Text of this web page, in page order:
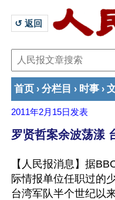
↺ 返回
首页 › 分栏目 › 时事 ›
2011年2月15日 发表
罗贤哲案余波荡漾
【人民报消息】据
际情报单位任职过的
台湾军队半个世纪以